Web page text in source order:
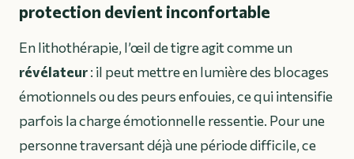
protection devient inconfortable
En lithothérapie, l’œil de tigre agit comme un
révélateur: il peut mettre en lumière des blocages
émotionnels ou des peurs enfouies, ce qui intensifie
parfois la charge émotionnelle ressentie. Pour une
personne traversant déjà une période difficile, ce